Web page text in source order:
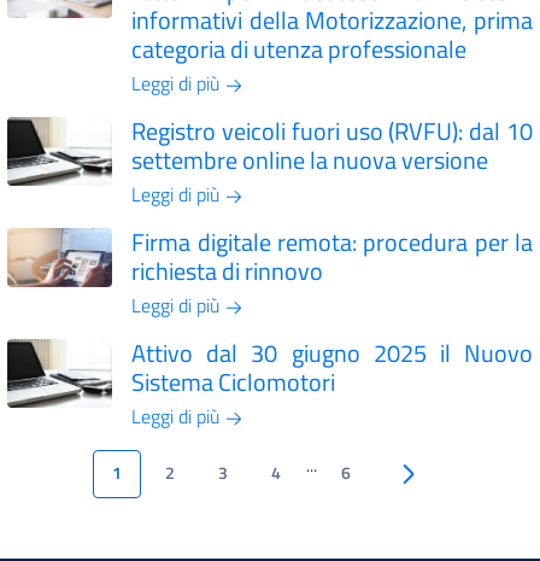
informativi della Motorizzazione, prima
categoria di utenza professionale
Leggi di più
Registro veicoli fuori uso (RVFU): dal 10
settembre online la nuova versione
Leggi di più
Firma digitale remota: procedura per la
richiesta di rinnovo
Leggi di più
Attivo dal 30 giugno 2025 il Nuovo
Sistema Ciclomotori
Leggi di più
1 2 3 4 ... 6 Pagina successiva